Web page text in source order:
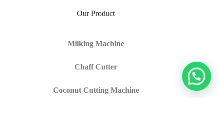
Our Product
Milking Machine
Chaff Cutter
Coconut Cutting Machine